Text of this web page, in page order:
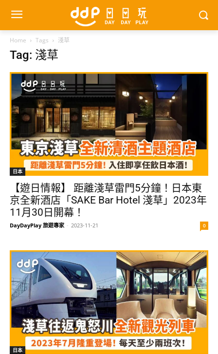
Home Tags 淺草
Tag: 淺草
日本
【遊日情報】 距離淺草雷門5分鐘！日本東
京全新酒店「SAKE Bar Hotel 淺草」2023年
11月30日開幕！
DayDayPlay 旅遊專家 - 2023-11-21 0
日本